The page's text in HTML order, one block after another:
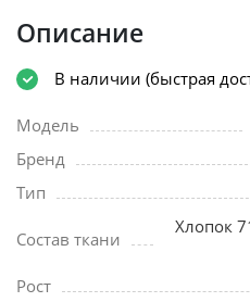
Описание
В наличии (быстрая
Модель
Бренд
Тип
Состав ткани
Хлопок
Рост